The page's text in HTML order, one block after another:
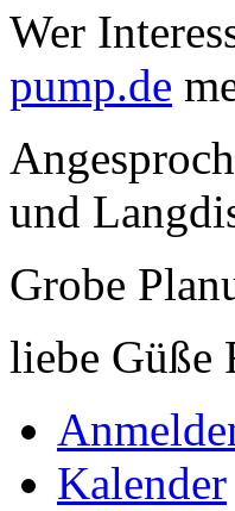
Wer
pump.de
und
Grobe
liebe Güße
Kalender